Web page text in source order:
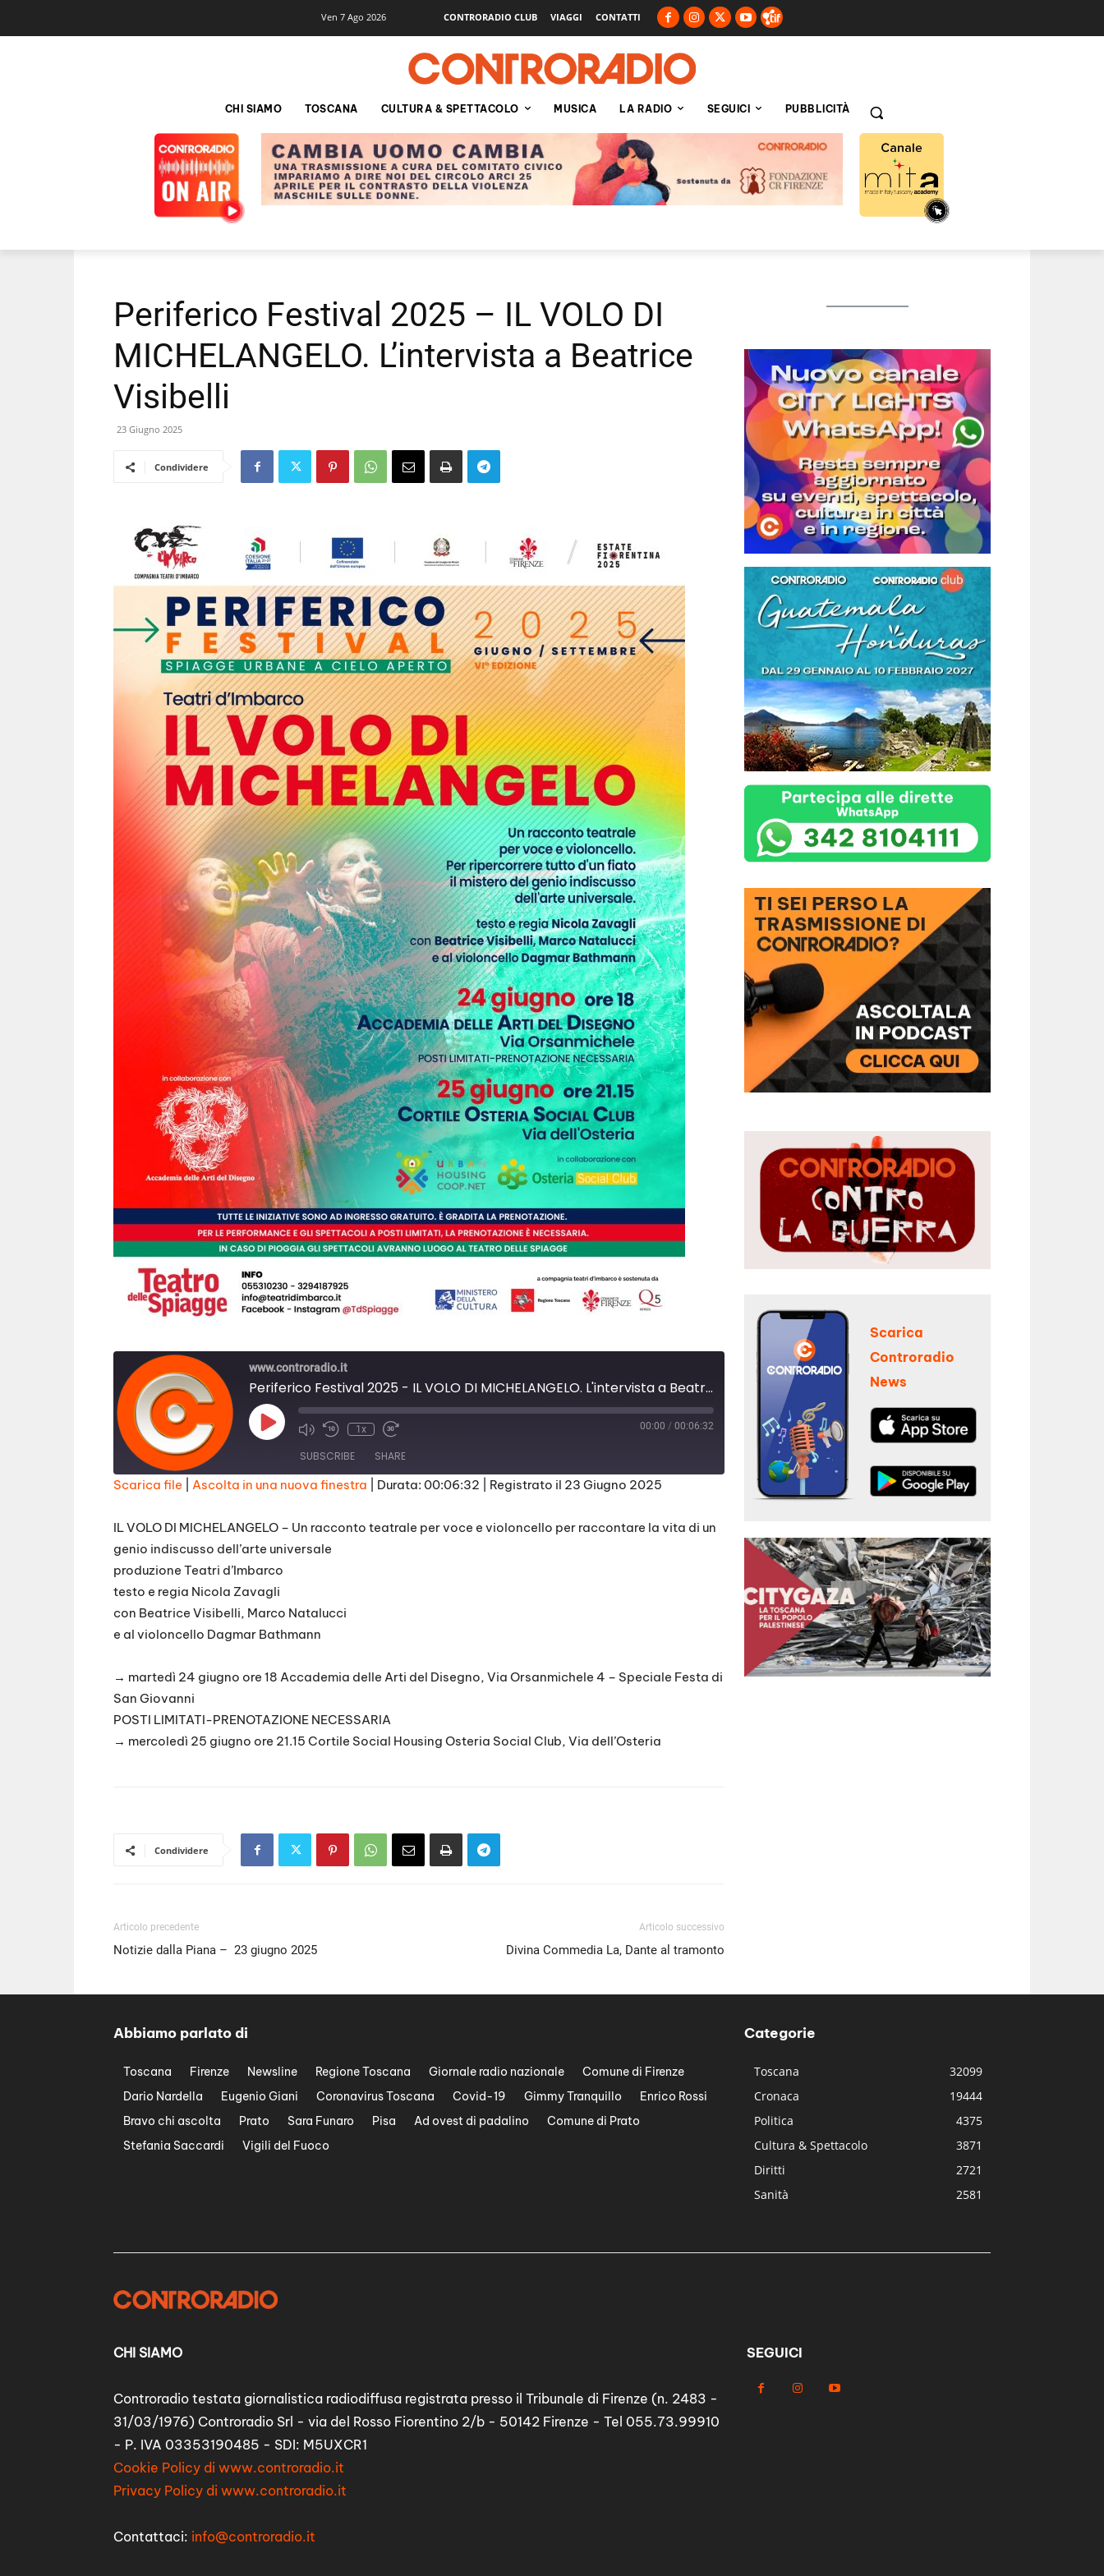
Ven 7 Ago 2026 CONTRORADIO CLUB VIAGGI CONTATTI
CHI SIAMO TOSCANA CULTURA & SPETTACOLO MUSICA LA RADIO SEGUICI PUBBLICITÀ
Periferico Festival 2025 – IL VOLO DI
MICHELANGELO. L’intervista a Beatrice
Visibelli
23 Giugno 2025
Condividere
www.controradio.it
Periferico Festival 2025 - IL VOLO DI MICHELANGELO. L'intervista a Beatrice Visibelli
Play
Episode
1x 00:00 / 00:06:32
SUBSCRIBE SHARE
RSS FEED
LINK
EMBED
Scarica file Ascolta in una nuova finestra Durata: 00:06:32 Registrato il 23 Giugno 2025
IL VOLO DI MICHELANGELO – Un racconto teatrale per voce e violoncello per raccontare la vita di un
genio indiscusso dell’arte universale
produzione Teatri d’Imbarco
testo e regia Nicola Zavagli
con Beatrice Visibelli, Marco Natalucci
e al violoncello Dagmar Bathmann
→ martedì 24 giugno ore 18 Accademia delle Arti del Disegno, Via Orsanmichele 4 – Speciale Festa di
San Giovanni
POSTI LIMITATI-PRENOTAZIONE NECESSARIA
→ mercoledì 25 giugno ore 21.15 Cortile Social Housing Osteria Social Club, Via dell’Osteria
Condividere
Articolo precedente
Notizie dalla Piana – 23 giugno 2025
Articolo successivo
Divina Commedia La, Dante al tramonto
Scarica
Controradio
News
Abbiamo parlato di
Toscana Firenze Newsline Regione Toscana Giornale radio nazionale
Comune di Firenze
Dario Nardella
Eugenio Giani Coronavirus Toscana Covid-19 Gimmy Tranquillo
Enrico Rossi
Bravo chi ascolta
Prato Sara Funaro Pisa Ad ovest di padalino
Comune di Prato
Stefania Saccardi
Vigili del Fuoco
Categorie
Toscana
32099
Cronaca
19444
Politica
4375
Cultura & Spettacolo
3871
Diritti
2721
Sanità
2581
CHI SIAMO
Controradio testata giornalistica radiodiffusa registrata presso il Tribunale di Firenze (n. 2483 -
31/03/1976) Controradio Srl - via del Rosso Fiorentino 2/b - 50142 Firenze - Tel 055.73.99910
- P. IVA 03353190485 - SDI: M5UXCR1
Cookie Policy di www.controradio.it
Privacy Policy di www.controradio.it
Contattaci: info@controradio.it
SEGUICI